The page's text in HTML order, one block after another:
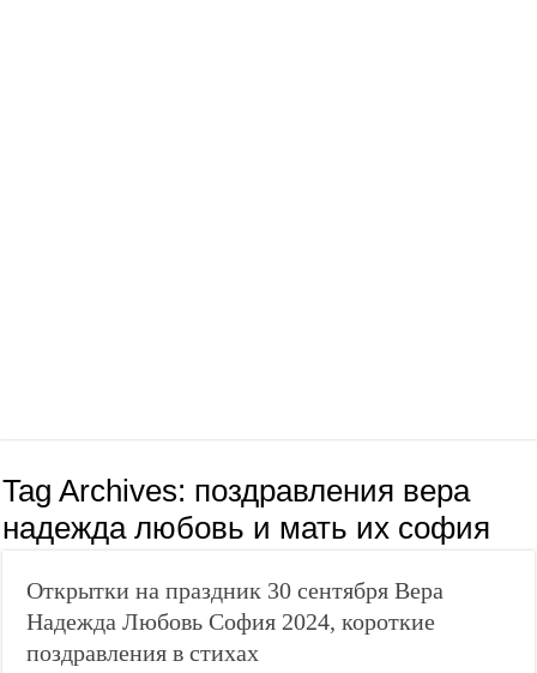
Tag Archives: поздравления вера
надежда любовь и мать их софия
Открытки на праздник 30 сентября Вера
Надежда Любовь София 2024, короткие
поздравления в стихах